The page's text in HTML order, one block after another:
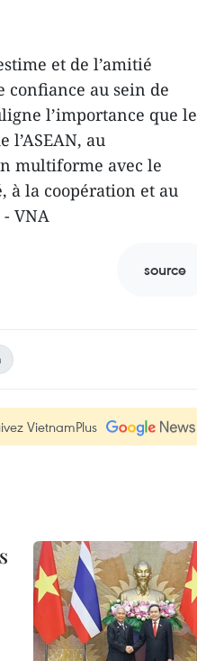
et de l’amitié
au sein de
l’importance que le
au
multiforme avec le
la coopération et au
VNA
source
VietnamPlus